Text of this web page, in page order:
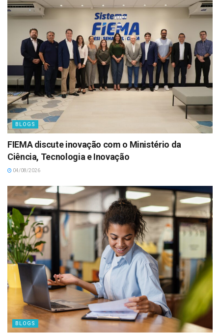
BLOGS
FIEMA discute inovação com o Ministério da
Ciência, Tecnologia e Inovação
04/08/2026
BLOGS